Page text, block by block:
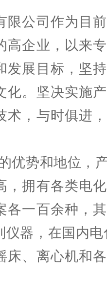
限公司作为目
高企业，以来
发展目标，坚
化。坚决实施
术，与时俱进
优势和地位，
，拥有各类电
各一百余种，
仪器，在国内
床、离心机和